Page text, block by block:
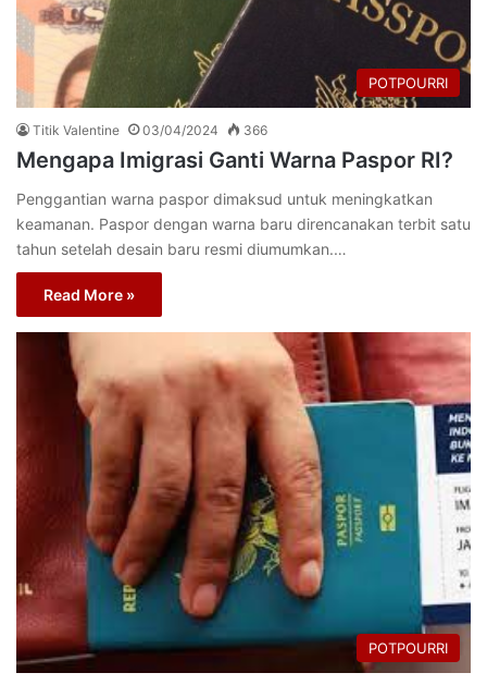
POTPOURRI
Titik Valentine 03/04/2024 366
Mengapa Imigrasi Ganti Warna Paspor RI?
Penggantian warna paspor dimaksud untuk meningkatkan
keamanan. Paspor dengan warna baru direncanakan terbit satu
tahun setelah desain baru resmi diumumkan.…
Read More »
POTPOURRI